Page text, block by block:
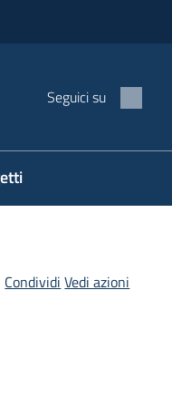
Seguici su
Condividi Vedi azioni